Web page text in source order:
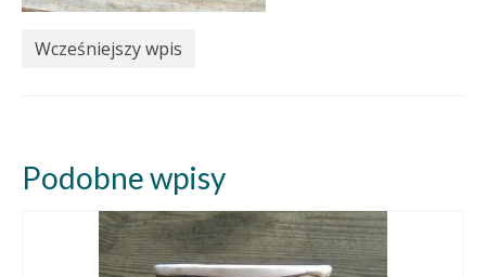
Wcześniejszy wpis
Podobne wpisy